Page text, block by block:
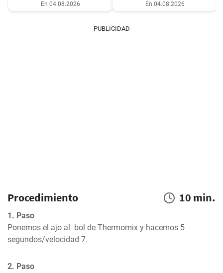
En 04.08.2026 En 04.08.2026
PUBLICIDAD
Procedimiento 10 min.
1. Paso
Ponemos el ajo al  bol de Thermomix y hacemos 5
segundos/velocidad 7.
2. Paso